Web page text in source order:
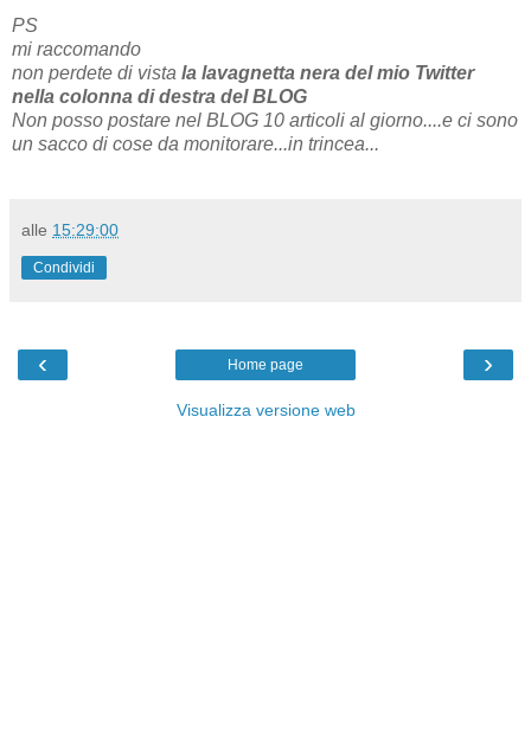
PS
mi raccomando
non perdete di vista la lavagnetta nera del mio Twitter
nella colonna di destra del BLOG
Non posso postare nel BLOG 10 articoli al giorno....e ci sono
un sacco di cose da monitorare...in trincea...
alle 15:29:00
Condividi
‹ ›
Home page
Visualizza versione web